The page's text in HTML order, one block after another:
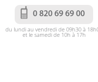
0 820 69 69 00
du lundi au vendredi de 09h30 à
et le samedi de 10h à 17h